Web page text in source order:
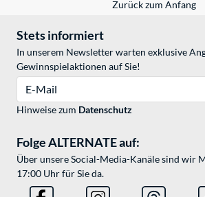
Zurück zum Anfang
Stets informiert
In unserem Newsletter warten exklusive
Gewinnspielaktionen auf Sie!
Hinweise zum Datenschutz
Folge ALTERNATE auf:
Über unsere Social-Media-Kanäle sind wir
17:00 Uhr für Sie da.